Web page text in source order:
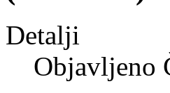
Detalji
Objavljeno